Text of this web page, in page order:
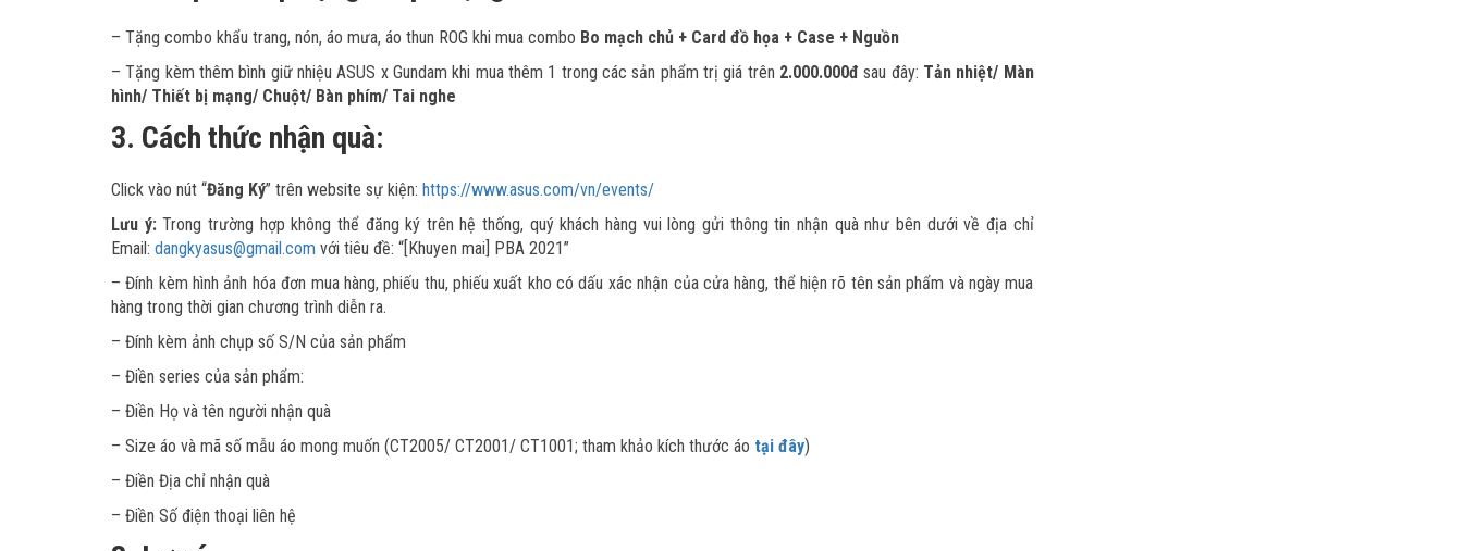
– Tặng combo khẩu trang, nón, áo mưa, áo thun ROG khi mua combo Bo mạch chủ + Card đồ họa + Case + Nguồn
– Tặng kèm thêm bình giữ nhiệu ASUS x Gundam khi mua thêm 1 trong các sản phẩm trị giá trên 2.000.000đsau đây: Tản nhiệt/ Màn
hình/ Thiết bị mạng/ Chuột/ Bàn phím/ Tai nghe
3. Cách thức nhận quà:
Click vào nút “Đăng Ký” trên website sự kiện: https://www.asus.com/vn/events/
Lưu ý:Trong trường hợp không thể đăng ký trên hệ thống, quý khách hàng vui lòng gửi thông tin nhận quà như bên dưới về địa chỉ
Email: dangkyasus@gmail.com với tiêu đề: “[Khuyen mai] PBA 2021”
– Đính kèm hình ảnh hóa đơn mua hàng, phiếu thu, phiếu xuất kho có dấu xác nhận của cửa hàng, thể hiện rõ tên sản phẩm và ngày mua
hàng trong thời gian chương trình diễn ra.
– Đính kèm ảnh chụp số S/N của sản phẩm
– Điền series của sản phẩm:
– Điền Họ và tên người nhận quà
– Size áo và mã số mẫu áo mong muốn (CT2005/ CT2001/ CT1001; tham khảo kích thước áo tại đây)
– Điền Địa chỉ nhận quà
– Điền Số điện thoại liên hệ